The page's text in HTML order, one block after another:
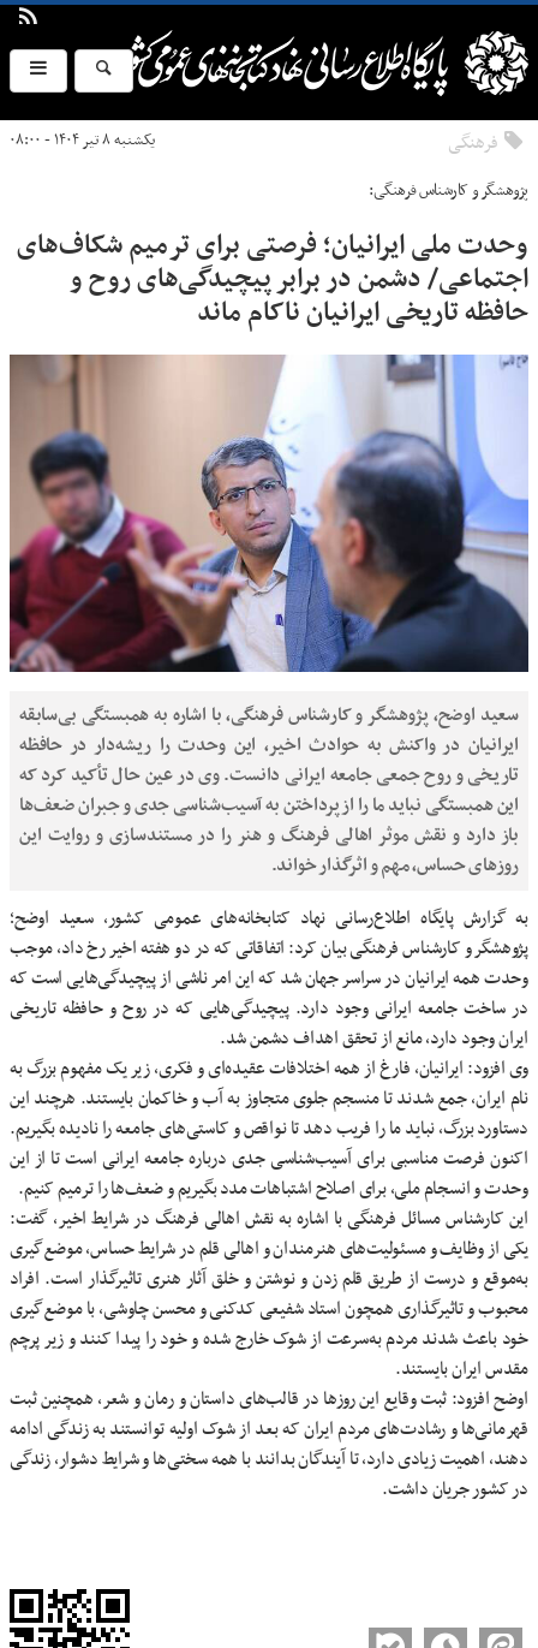
فرهنگی یکشنبه ۸ تیر ۱۴۰۴ - ۰۸:۰۰
پژوهشگر و کارشناس فرهنگی:
وحدت ملی ایرانیان؛ فرصتی برای ترمیم شکاف‌های
اجتماعی/ دشمن در برابر پیچیدگی‌های روح و
حافظه تاریخی ایرانیان ناکام ماند
سعید اوضح، پژوهشگر و کارشناس فرهنگی، با اشاره به همبستگی بی‌سابقه
ایرانیان در واکنش به حوادث اخیر، این وحدت را ریشه‌دار در حافظه
تاریخی و روح جمعی جامعه ایرانی دانست. وی در عین حال تأکید کرد که
این همبستگی نباید ما را از پرداختن به آسیب‌شناسی جدی و جبران ضعف‌ها
باز دارد و نقش موثر اهالی فرهنگ و هنر را در مستندسازی و روایت این
روزهای حساس، مهم و اثرگذار خواند.
به گزارش پایگاه اطلاع‌رسانی نهاد کتابخانه‌های عمومی کشور، سعید اوضح؛
پژوهشگر و کارشناس فرهنگی بیان کرد: اتفاقاتی که در دو هفته اخیر رخ داد، موجب
وحدت همه ایرانیان در سراسر جهان شد که این امر ناشی از پیچیدگی‌هایی است که
در ساخت جامعه ایرانی وجود دارد. پیچیدگی‌هایی که در روح و حافظه تاریخی
ایران وجود دارد، مانع از تحقق اهداف دشمن شد.
وی افزود: ایرانیان، فارغ از همه اختلافات عقیده‌ای و فکری، زیر یک مفهوم بزرگ به
نام ایران، جمع شدند تا منسجم جلوی متجاوز به آب و خاکمان بایستند. هرچند این
دستاورد بزرگ، نباید ما را فریب دهد تا نواقص و کاستی‌های جامعه را نادیده بگیریم.
اکنون فرصت مناسبی برای آسیب‌شناسی جدی درباره جامعه ایرانی است تا از این
وحدت و انسجام ملی، برای اصلاح اشتباهات مدد بگیریم و ضعف‌ها را ترمیم کنیم.
این کارشناس مسائل فرهنگی با اشاره به نقش اهالی فرهنگ در شرایط اخیر، گفت:
یکی از وظایف و مسئولیت‌های هنرمندان و اهالی قلم در شرایط حساس، موضع‌گیری
به‌موقع و درست از طریق قلم زدن و نوشتن و خلق آثار هنری تاثیرگذار است. افراد
محبوب و تاثیرگذاری همچون استاد شفیعی کدکنی و محسن چاوشی، با موضع‌گیری
خود باعث شدند مردم به‌سرعت از شوک خارج شده و خود را پیدا کنند و زیر پرچم
مقدس ایران بایستند.
اوضح افزود: ثبت وقایع این روزها در قالب‌های داستان و رمان و شعر، همچنین ثبت
قهرمانی‌ها و رشادت‌های مردم ایران که بعد از شوک اولیه توانستند به زندگی ادامه
دهند، اهمیت زیادی دارد، تا آیندگان بدانند با همه سختی‌ها و شرایط دشوار، زندگی
در کشور جریان داشت.